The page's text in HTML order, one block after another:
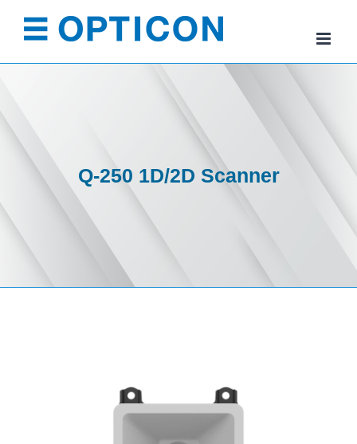
content
Q-250 1D/2D Scanner